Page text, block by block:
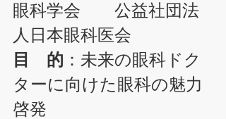
眼科学会　　公益社団法
人日本眼科医会
目　的 ：未来の眼科ドク
ターに向けた眼科の魅力
啓発